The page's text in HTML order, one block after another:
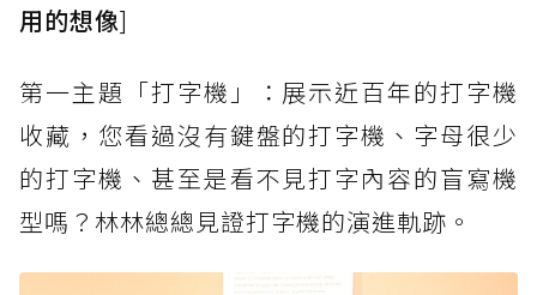
用的想像]
第一主題「打字機」：展示近百年的打字機
收藏，您看過沒有鍵盤的打字機、字母很少
的打字機、甚至是看不見打字內容的盲寫機
型嗎？林林總總見證打字機的演進軌跡。